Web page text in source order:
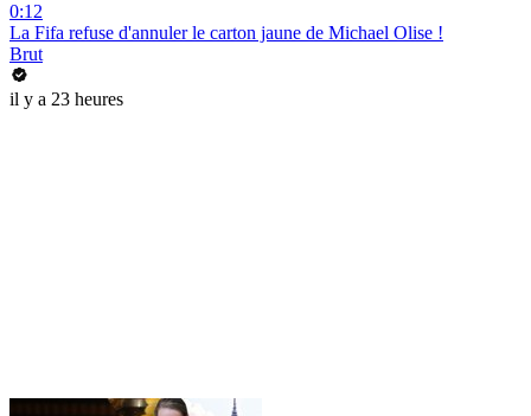
0:12
La Fifa refuse d'annuler le carton jaune de Michael Olise !
Brut
il y a 23 heures